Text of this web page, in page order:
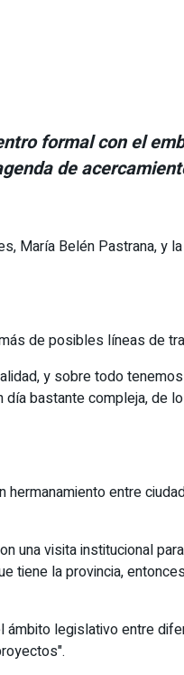
formal con el
de
María Belén Pastrana, y
de posibles líneas de
y sobre todo
bastante compleja, de
entre
una visita institucional
tiene la provincia,
legislativo entre